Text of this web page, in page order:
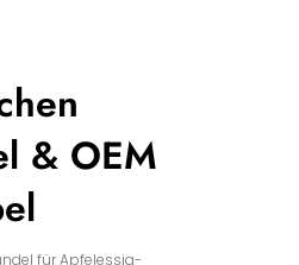
& OEM
für Apfelessig-